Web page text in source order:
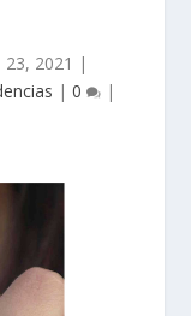
23, 2021 |
| 0 |